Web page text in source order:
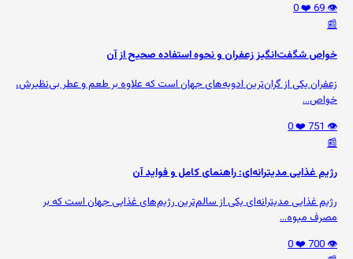
👁️ 69
❤️ 0
📰
خواص شگفت‌انگیز زعفران و نحوه استفاده صحیح از آن
زعفران یکی از گران‌ترین ادویه‌های جهان است که علاوه بر طعم و عطر بی‌نظیرش،
خواص...
👁️ 751
❤️ 0
📰
رژیم غذایی مدیترانه‌ای: راهنمای کامل و فواید آن
رژیم غذایی مدیترانه‌ای یکی از سالم‌ترین رژیم‌های غذایی جهان است که بر
مصرف میوه‌...
👁️ 700
❤️ 0